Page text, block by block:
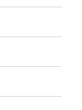
ー
開